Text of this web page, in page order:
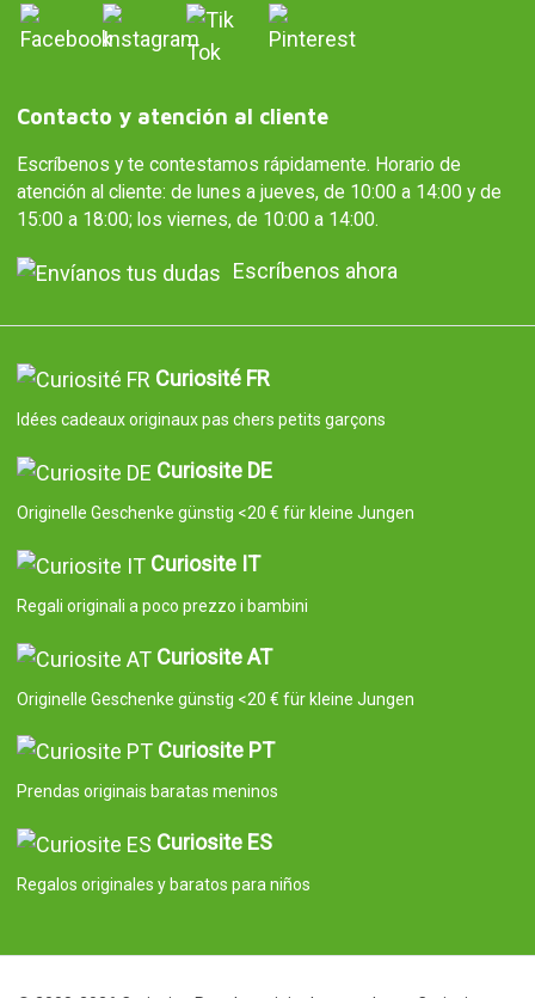
Contacto y atención al cliente
Escríbenos y te contestamos rápidamente. Horario de
atención al cliente: de lunes a jueves, de 10:00 a 14:00 y de
15:00 a 18:00; los viernes, de 10:00 a 14:00.
Escríbenos ahora
Curiosité FR
Idées cadeaux originaux pas chers petits garçons
Curiosite DE
Originelle Geschenke günstig <20 € für kleine Jungen
Curiosite IT
Regali originali a poco prezzo i bambini
Curiosite AT
Originelle Geschenke günstig <20 € für kleine Jungen
Curiosite PT
Prendas originais baratas meninos
Curiosite ES
Regalos originales y baratos para niños